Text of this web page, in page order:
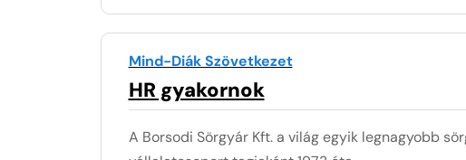
Mind-Diák Szövetkezet
HR gyakornok
A Borsodi Sörgyár Kft. a világ egyik legnagyobb